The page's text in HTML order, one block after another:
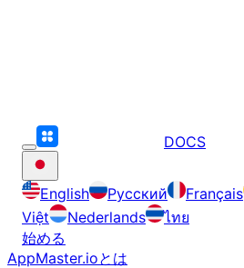
DOCS
English Русский Français
Việt
Nederlands
ไทย
始める
AppMaster.ioとは